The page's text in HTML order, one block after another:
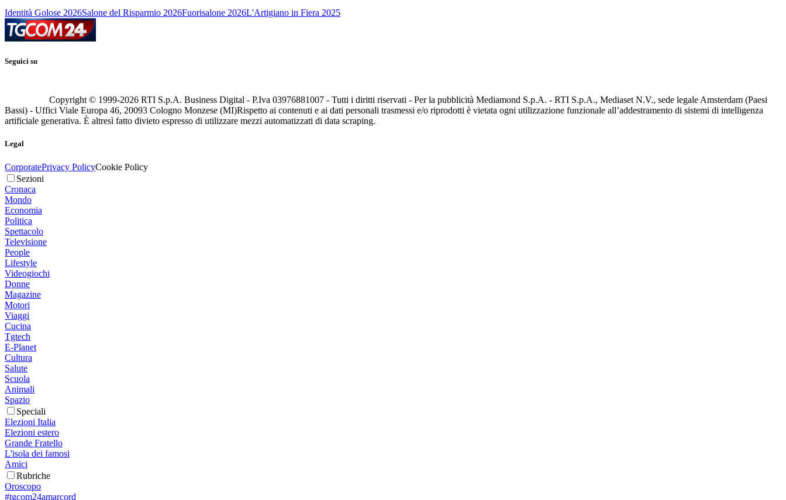
Identità Golose 2026Salone del Risparmio 2026Fuorisalone 2026L'Artigiano in Fiera 2025
Seguici su
Copyright © 1999-2026 RTI S.p.A. Business Digital - P.Iva 03976881007 - Tutti i diritti riservati - Per la pubblicità Mediamond S.p.A. - RTI S.p.A., Mediaset N.V., sede legale Amsterdam (Paesi
Bassi) - Uffici Viale Europa 46, 20093 Cologno Monzese (MI)Rispetto ai contenuti e ai dati personali trasmessi e/o riprodotti è vietata ogni utilizzazione funzionale all’addestramento di sistemi di intelligenza
artificiale generativa. È altresì fatto divieto espresso di utilizzare mezzi automatizzati di data scraping.
Legal
CorporatePrivacy PolicyCookie Policy
Sezioni
Cronaca
Mondo
Economia
Politica
Spettacolo
Televisione
People
Lifestyle
Videogiochi
Donne
Magazine
Motori
Viaggi
Cucina
Tgtech
E-Planet
Cultura
Salute
Scuola
Animali
Spazio
Speciali
Elezioni Italia
Elezioni estero
Grande Fratello
L'isola dei famosi
Amici
Rubriche
Oroscopo
#tgcom24amarcord